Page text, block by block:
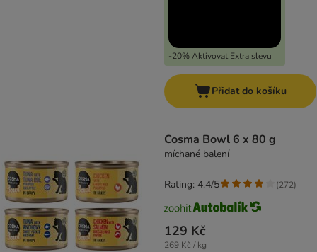
-20% Aktivovat Extra slevu
Přidat do košíku
Cosma Bowl 6 x 80 g
míchané balení
129 Kč
269 Kč / kg
Rating: 4.4/5 (272)